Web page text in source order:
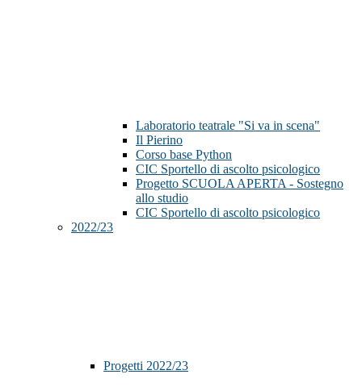
Laboratorio teatrale "Si va in scena"
Il Pierino
Corso base Python
CIC Sportello di ascolto psicologico
Progetto SCUOLA APERTA - Sostegno
allo studio
CIC Sportello di ascolto psicologico
2022/23
Progetti 2022/23